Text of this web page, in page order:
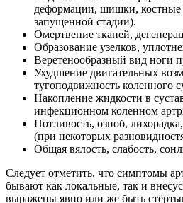
деформации, шишки, костные
запущенной стадии).
Омертвение тканей,
Образование узелков,
Веретенообразный вид ноги
Ухудшение двигательных
тугоподвижность коленного
Накопление жидкости в
инфекционном коленном
Потливость, озноб,
(при некоторых
Общая вялость, слабость,
Следует отметить, что симптомы
бывают как локальные, так и
выражены явно или же быть